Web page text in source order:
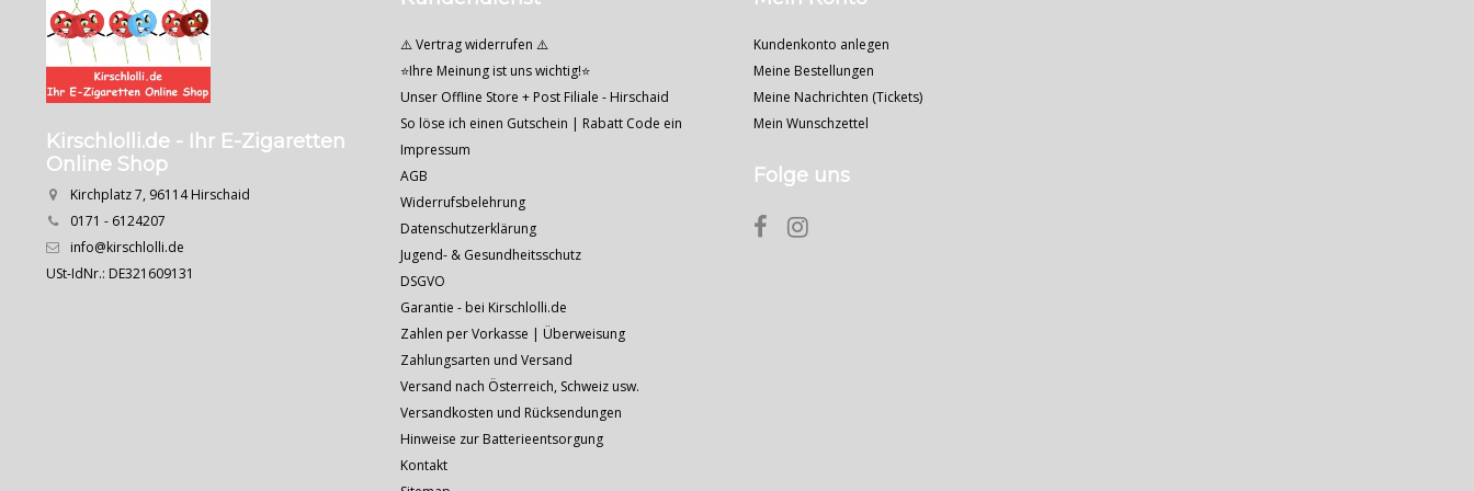
Kirschlolli.de - Ihr E-Zigaretten
Online Shop
Kirchplatz 7, 96114 Hirschaid
0171 - 6124207
info@kirschlolli.de
USt-IdNr.: DE321609131
⚠️ Vertrag widerrufen ⚠️
⭐Ihre Meinung ist uns wichtig!⭐
Unser Offline Store + Post Filiale - Hirschaid
So löse ich einen Gutschein | Rabatt Code ein
Impressum
AGB
Widerrufsbelehrung
Datenschutzerklärung
Jugend- & Gesundheitsschutz
DSGVO
Garantie - bei Kirschlolli.de
Zahlen per Vorkasse | Überweisung
Zahlungsarten und Versand
Versand nach Österreich, Schweiz usw.
Versandkosten und Rücksendungen
Hinweise zur Batterieentsorgung
Kontakt
Kundenkonto anlegen
Meine Bestellungen
Meine Nachrichten (Tickets)
Mein Wunschzettel
Folge uns